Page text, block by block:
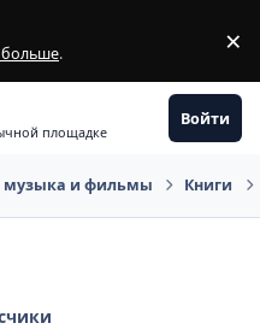
больше. ×
площадке
Войти
музыка и фильмы Книги